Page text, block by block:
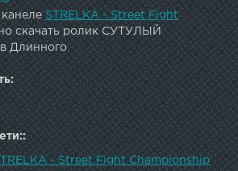
лучших Якутских боев
energy drink - официальный
СТРЕЛКА Официальная Бритва
Главный портал чемпионата
канелеSTRELKA - Street Fight
скачать ролик СУТУЛЫЙ
Длинного
- Street Fight Championship